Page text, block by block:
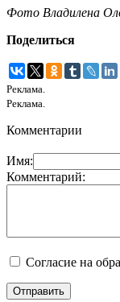
Фото Владилена
Поделиться
Реклама.
Реклама.
Комментарии
Имя:
Комментарий:
Согласие на